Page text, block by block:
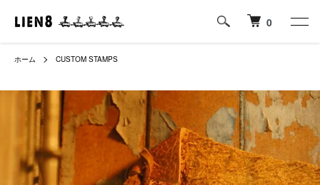
0
ホーム CUSTOM STAMPS